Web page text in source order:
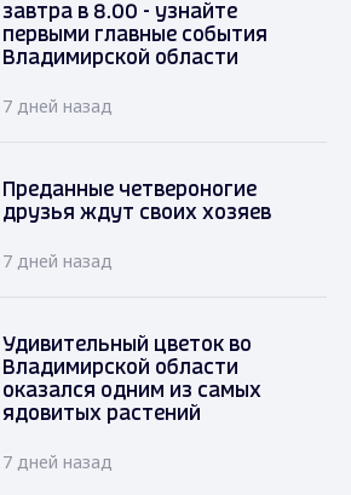
завтра в 8.00 - узнайте
первыми главные события
Владимирской области
7 дней назад
Преданные четвероногие
друзья ждут своих хозяев
7 дней назад
Удивительный цветок во
Владимирской области
оказался одним из самых
ядовитых растений
7 дней назад